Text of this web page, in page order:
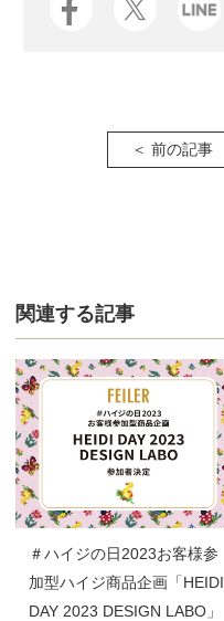
＜ 前の記事
関連する記事
＃ハイジの日2023お客様参
加型ハイジ商品企画「HEIDI
DAY 2023 DESIGN LABO」